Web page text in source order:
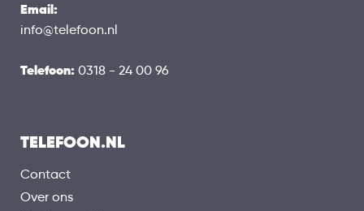
Email:
info@telefoon.nl
Telefoon: 0318 - 24 00 96
TELEFOON.NL
Contact
Over ons